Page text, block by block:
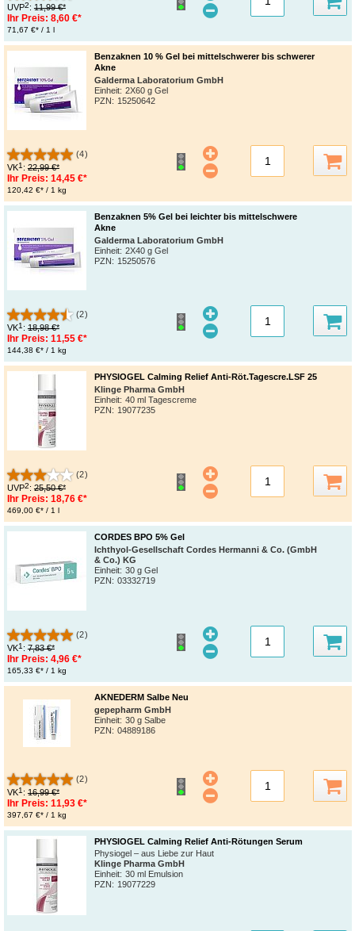
UVP2: 11,99 €*
Ihr Preis: 8,60 €*
71,67 €* / 1 l
Benzaknen 10 % Gel bei mittelschwerer bis schwerer
Akne
Galderma Laboratorium GmbH
Einheit: 2X60 g Gel
PZN: 15250642
(4)
VK1 : 22,99 €*
Ihr Preis: 14,45 €*
120,42 €* / 1 kg
Benzaknen 5% Gel bei leichter bis mittelschwere
Akne
Galderma Laboratorium GmbH
Einheit: 2X40 g Gel
PZN: 15250576
(2)
VK1 : 18,98 €*
Ihr Preis: 11,55 €*
144,38 €* / 1 kg
PHYSIOGEL Calming Relief Anti-Röt.Tagescre.LSF 25
Klinge Pharma GmbH
Einheit: 40 ml Tagescreme
PZN: 19077235
(2)
UVP2: 25,50 €*
Ihr Preis: 18,76 €*
469,00 €* / 1 l
CORDES BPO 5% Gel
Ichthyol-Gesellschaft Cordes Hermanni & Co. (GmbH
& Co.) KG
Einheit: 30 g Gel
PZN: 03332719
(2)
VK1 : 7,83 €*
Ihr Preis: 4,96 €*
165,33 €* / 1 kg
AKNEDERM Salbe Neu
gepepharm GmbH
Einheit: 30 g Salbe
PZN: 04889186
(2)
VK1 : 16,99 €*
Ihr Preis: 11,93 €*
397,67 €* / 1 kg
PHYSIOGEL Calming Relief Anti-Rötungen Serum
Physiogel – aus Liebe zur Haut
Klinge Pharma GmbH
Einheit: 30 ml Emulsion
PZN: 19077229